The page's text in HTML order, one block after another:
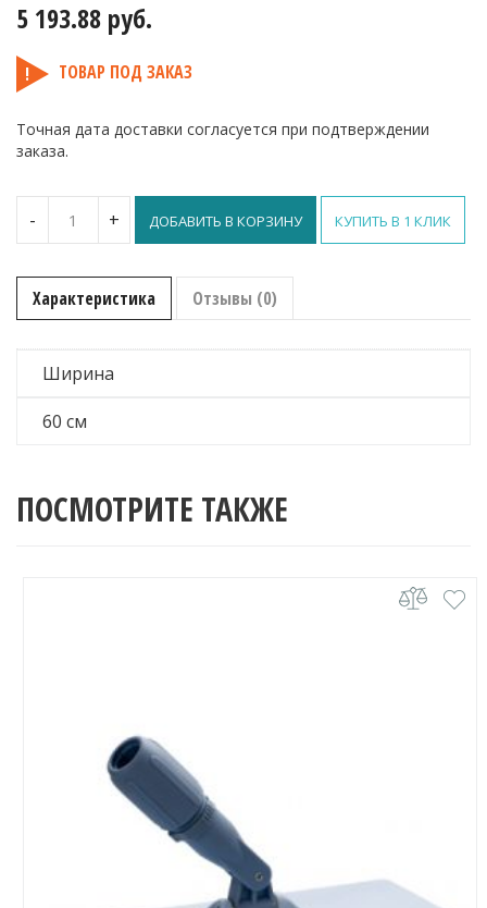
5 193.88 руб.
ТОВАР ПОД ЗАКАЗ
Точная дата доставки согласуется при подтверждении
заказа.
-
Floor
White
Шарнирный
осушитель
+ ДОБАВИТЬ В КОРЗИНУ КУПИТЬ В 1 КЛИК
Характеристика Отзывы (0)
Ширина
60 см
ПОСМОТРИТЕ ТАКЖЕ